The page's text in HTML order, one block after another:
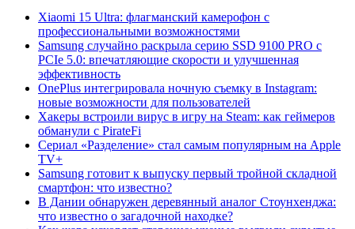
Xiaomi 15 Ultra: флагманский камерофон с
профессиональными возможностями
Samsung случайно раскрыла серию SSD 9100 PRO с
PCIe 5.0: впечатляющие скорости и улучшенная
эффективность
OnePlus интегрировала ночную съемку в Instagram:
новые возможности для пользователей
Хакеры встроили вирус в игру на Steam: как геймеров
обманули с PirateFi
Сериал «Разделение» стал самым популярным на Apple
TV+
Samsung готовит к выпуску первый тройной складной
смартфон: что известно?
В Дании обнаружен деревянный аналог Стоунхенджа:
что известно о загадочной находке?